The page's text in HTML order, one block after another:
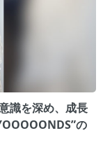
識を深め、成長
の